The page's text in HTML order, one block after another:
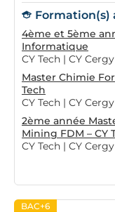
Formation(s)
4ème et 5ème
Informatique
CY Tech | CY
Master Chimie
Tech
CY Tech | CY
2ème année
Mining FDM – CY
CY Tech | CY
BAC+6